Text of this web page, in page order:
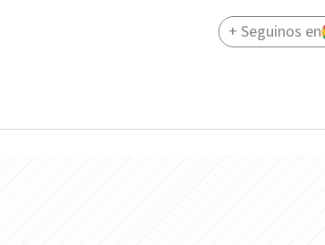
+ Seguinos en